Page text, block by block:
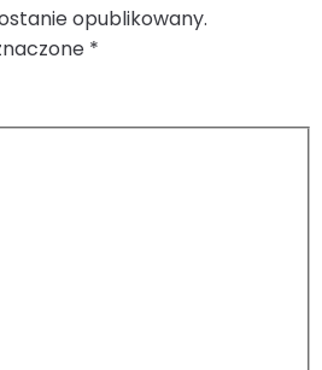
opublikowany.
*